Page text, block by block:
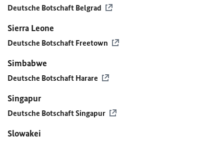
Deutsche Botschaft Belgrad
Sierra Leone
Deutsche Botschaft Freetown
Simbabwe
Deutsche Botschaft Harare
Singapur
Deutsche Botschaft Singapur
Slowakei